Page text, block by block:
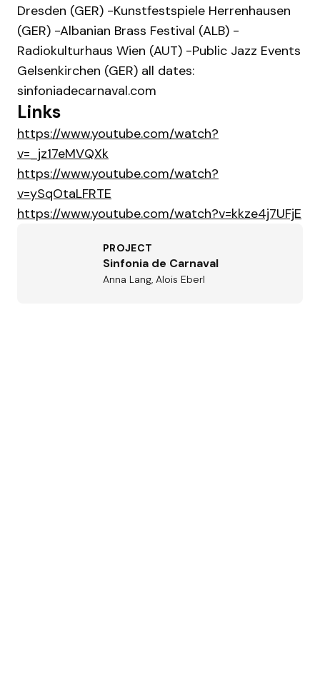
Dresden (GER) -Kunstfestspiele Herrenhausen
(GER) -Albanian Brass Festival (ALB) -
Radiokulturhaus Wien (AUT) -Public Jazz Events
Gelsenkirchen (GER) all dates:
sinfoniadecarnaval.com
Links
https://www.youtube.com/watch?
v=_jz17eMVQXk
https://www.youtube.com/watch?
v=ySqOtaLFRTE
https://www.youtube.com/watch?v=kkze4j7UFjE
PROJECT
Sinfonia de Carnaval
Anna Lang, Alois Eberl